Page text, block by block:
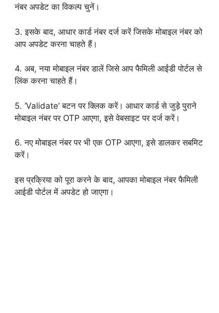
नंबर अपडेट का विकल्प चुनें।
3. इसके बाद, आधार कार्ड नंबर दर्ज करें जिसके मोबाइल नंबर को
आप अपडेट करना चाहते हैं।
4. अब, नया मोबाइल नंबर डालें जिसे आप फैमिली आईडी पोर्टल से
लिंक करना चाहते हैं।
5. ‘Validate’ बटन पर क्लिक करें। आधार कार्ड से जुड़े पुराने
मोबाइल नंबर पर OTP आएगा, इसे वेबसाइट पर दर्ज करें।
6. नए मोबाइल नंबर पर भी एक OTP आएगा, इसे डालकर सबमिट
करें।
इस प्रक्रिया को पूरा करने के बाद, आपका मोबाइल नंबर फैमिली
आईडी पोर्टल में अपडेट हो जाएगा।